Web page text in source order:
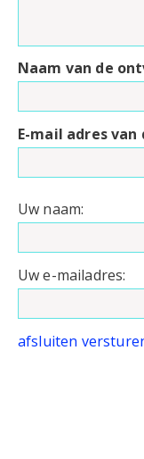
Naam van de
E-mail adres
Uw naam:
Uw e-mailadres:
afsluiten